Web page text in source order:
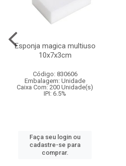
Esponja magica multiuso
10x7x3cm
Código: 830606
Embalagem: Unidade
Caixa Com: 200 Unidade(s)
IPI: 6.5%
Faça seu login ou
cadastre-se para
comprar.